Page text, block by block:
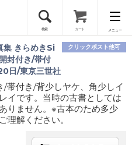
検索 カート メニュー
クリックポスト他可
集 きらめきSi
封付き/帯付
日/東京三世社
/帯付き/背少しヤケ、角少しイ
イです。当時の古書としては
りません。※古本のため多少
理解ください。